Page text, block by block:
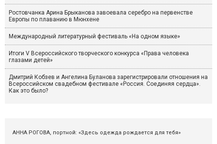
Ростовчанка Арина Брыканова завоевала серебро на первенстве
Европы по плаванию в Мюнхене
Международный литературный фестиваль «На одном языке»
Итоги V Всероссийского творческого конкурса «Права человека
глазами детей»
Дмитрий Кобзев и Ангелина Буланова зарегистрировали отношения на
Всероссийском свадебном фестивале «Россия. Соединяя сердца».
Как это было?
АННА РОГОВА, портной: «Здесь одежда рождается для тебя»